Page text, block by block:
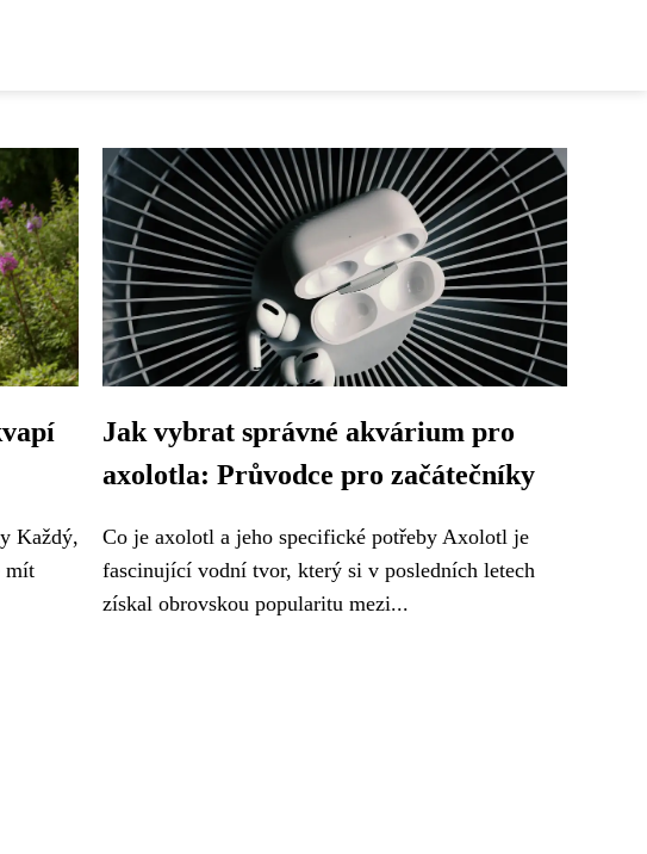
Každý,
mít
Jak vybrat správné akvárium pro
axolotla: Průvodce pro začátečníky
Co je axolotl a jeho specifické potřeby Axolotl je
fascinující vodní tvor, který si v posledních letech
získal obrovskou popularitu mezi...